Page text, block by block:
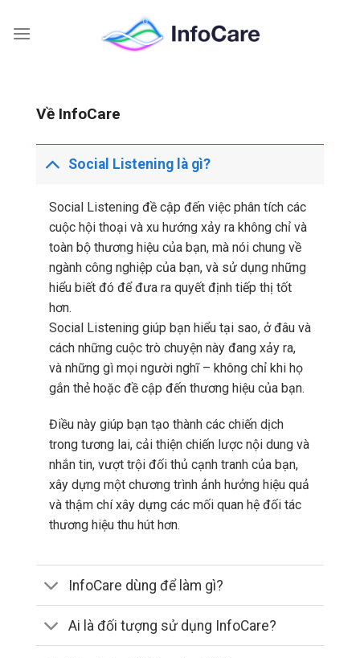
Về InfoCare
Social Listening là gì?
Social Listening đề cập đến việc phân tích các
cuộc hội thoại và xu hướng xảy ra không chỉ và
toàn bộ thương hiệu của bạn, mà nói chung về
ngành công nghiệp của bạn, và sử dụng những
hiểu biết đó để đưa ra quyết định tiếp thị tốt
hơn.
Social Listening giúp bạn hiểu tại sao, ở đâu và
cách những cuộc trò chuyện này đang xảy ra,
và những gì mọi người nghĩ – không chỉ khi họ
gắn thẻ hoặc đề cập đến thương hiệu của bạn.
Điều này giúp bạn tạo thành các chiến dịch
trong tương lai, cải thiện chiến lược nội dung và
nhắn tin, vượt trội đối thủ cạnh tranh của bạn,
xây dựng một chương trình ảnh hưởng hiệu quả
và thậm chí xây dựng các mối quan hệ đối tác
thương hiệu thu hút hơn.
InfoCare dùng để làm gì?
Ai là đối tượng sử dụng InfoCare?